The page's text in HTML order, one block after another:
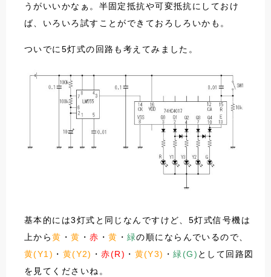
うがいいかなぁ。半固定抵抗や可変抵抗にしておけ
ば、いろいろ試すことができておろしろいかも。
ついでに5灯式の回路も考えてみました。
基本的には3灯式と同じなんですけど、5灯式信号機は
上から黄 ・黄 ・赤 ・黄 ・ 緑の順にならんでいるので、
黄(Y1) ・ 黄(Y2) ・赤(R) ・ 黄(Y3) ・緑(G) として回路図
を見てくださいね。